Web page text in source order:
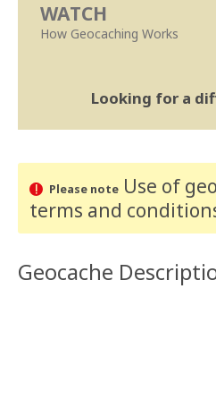
WATCH
How Geocaching Works
Looking for a
Please noteUse of
terms and
Geocache